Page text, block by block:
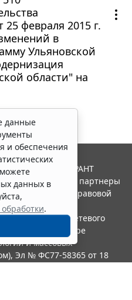
25 февраля 2015 г.
в
Ульяновской
области" на
данные
и обеспечения
данных в
.
Система ГАРАНТ
"Гарант" и ее партнеры
ассоциации правовой
в качестве сетевого
по надзору в сфере
и массовых
Эл № ФС77-58365 от 18